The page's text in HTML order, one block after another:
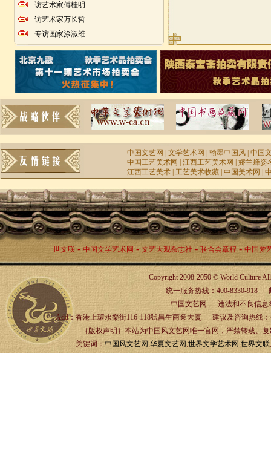
访艺术家傅桂明
访艺术家万长哲
专访画家涂淑维
中国文艺网 |文学艺术网 |翰墨中国风 |中国
中国工艺美术网
|江西工艺美术网 |娇兰蜂姿
江西工艺美术 |工艺美术收藏 |中国美术网 |
世文联- 中国文学艺术网 - 文艺大观杂志社 - 联合会章程- 中国梦
Copyright 2008-2050 © World Culture
统一服务热线：400-8330-918 ┊ 邮箱
中国文艺网 ┊ 违法和不良信息举
Add：香港上環永樂街116-118號昌生商業大廈 建议及咨询热线
｛版权声明｝本站为中国风文艺网唯一官网，严禁转载、复制
关键词：中国风文艺网,华夏文艺网,世界文学艺术网,世界文联,